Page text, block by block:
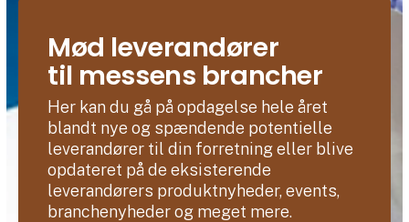
Mød leverandører
til messens brancher
Her kan du gå på opdagelse hele året
blandt nye og spændende potentielle
leverandører til din forretning eller blive
opdateret på de eksisterende
leverandørers produktnyheder, events,
branchenyheder og meget mere.